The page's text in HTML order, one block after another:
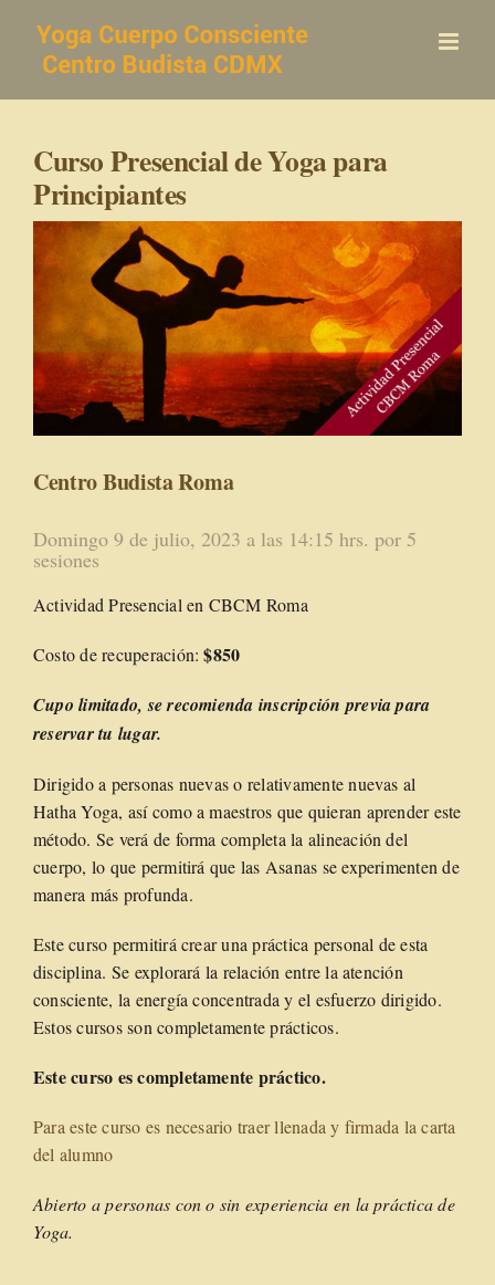
contenido
Curso Presencial de Yoga para
Principiantes
Centro Budista Roma
Domingo 9 de julio, 2023 a las 14:15 hrs. por 5
sesiones
Actividad Presencial en CBCM Roma
Costo de recuperación: $850
Cupo limitado, se recomienda inscripción previa para
reservar tu lugar.
Dirigido a personas nuevas o relativamente nuevas al
Hatha Yoga, así como a maestros que quieran aprender este
método. Se verá de forma completa la alineación del
cuerpo, lo que permitirá que las Asanas se experimenten de
manera más profunda.
Este curso permitirá crear una práctica personal de esta
disciplina. Se explorará la relación entre la atención
consciente, la energía concentrada y el esfuerzo dirigido.
Estos cursos son completamente prácticos.
Este curso es completamente práctico.
Para este curso es necesario traer llenada y firmada la carta
del alumno
Abierto a personas con o sin experiencia en la práctica de
Yoga.